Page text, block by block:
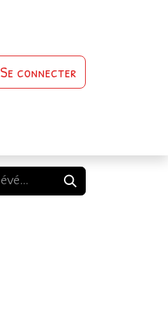
Se connecter